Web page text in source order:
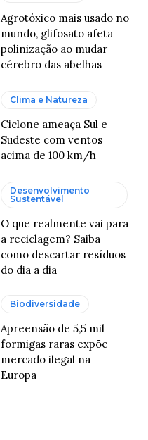
Agrotóxico mais usado no
mundo, glifosato afeta
polinização ao mudar
cérebro das abelhas
Clima e Natureza
Ciclone ameaça Sul e
Sudeste com ventos
acima de 100 km/h
Desenvolvimento
Sustentável
O que realmente vai para
a reciclagem? Saiba
como descartar resíduos
do dia a dia
Biodiversidade
Apreensão de 5,5 mil
formigas raras expõe
mercado ilegal na
Europa